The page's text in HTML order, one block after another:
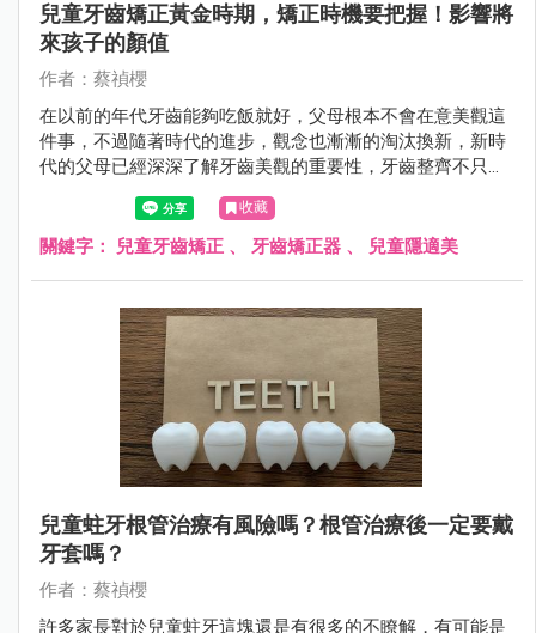
兒童牙齒矯正黃金時期，矯正時機要把握！影響將
來孩子的顏值
作者：蔡禎櫻
在以前的年代牙齒能夠吃飯就好，父母根本不會在意美觀這
件事，不過隨著時代的進步，觀念也漸漸的淘汰換新，新時
代的父母已經深深了解牙齒美觀的重要性，牙齒整齊不只是
外在因素，還牽扯到咬合、臉型、飲食甚至是呼吸與睡眠，
牙齒會亂掉的因素有百百種，今天大信牙醫的蔡禎櫻醫師會
為各位介紹兒童牙齒矯正的黃金時期！
收藏
關鍵字： 兒童牙齒矯正 、 牙齒矯正器 、 兒童隱適美
兒童蛀牙根管治療有風險嗎？根管治療後一定要戴
牙套嗎？
作者：蔡禎櫻
許多家長對於兒童蛀牙這塊還是有很多的不瞭解，有可能是